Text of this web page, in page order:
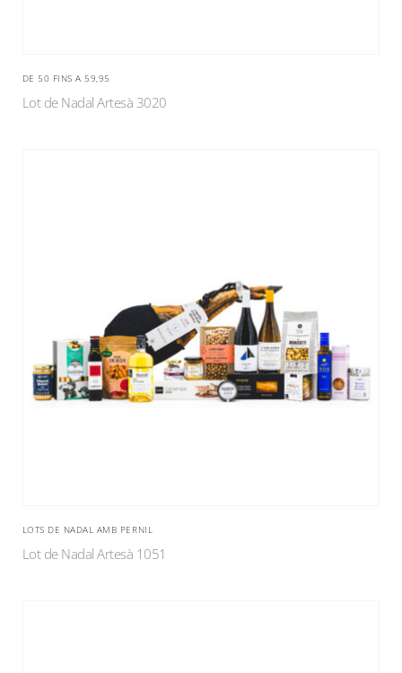
DE 50 FINS A 59,95
Lot de Nadal Artesà 3020
LOTS DE NADAL AMB PERNIL
Lot de Nadal Artesà 1051